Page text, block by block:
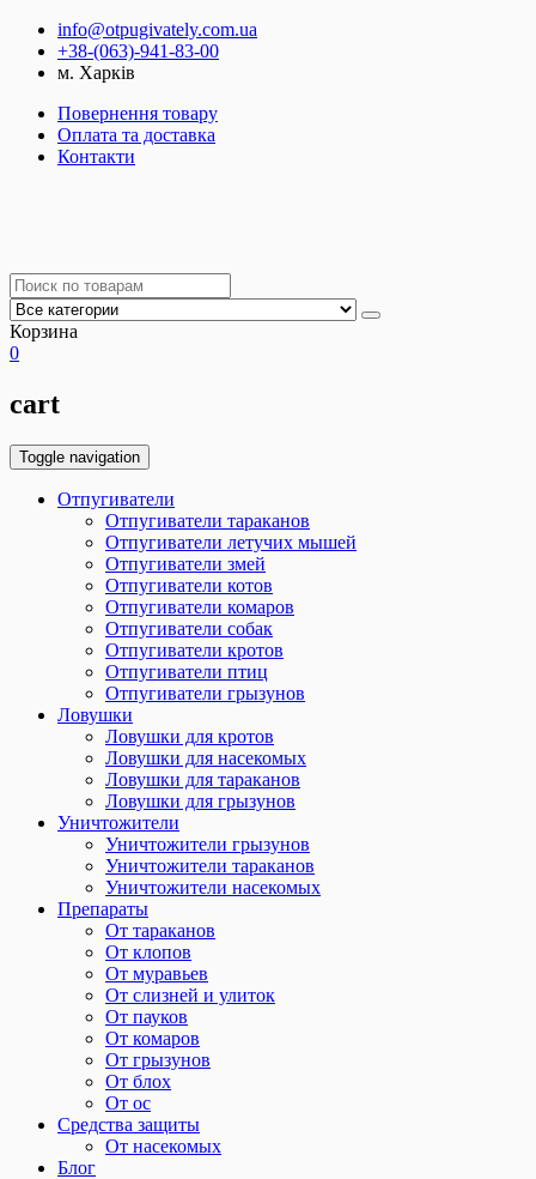
info@otpugivately.com.ua
+38-(063)-941-83-00
м. Харків
Повернення товару
Оплата та доставка
Контакти
Корзина
0
cart
Toggle navigation
Отпугиватели
Отпугиватели тараканов
Отпугиватели летучих мышей
Отпугиватели змей
Отпугиватели котов
Отпугиватели комаров
Отпугиватели собак
Отпугиватели кротов
Отпугиватели птиц
Отпугиватели грызунов
Ловушки
Ловушки для кротов
Ловушки для насекомых
Ловушки для тараканов
Ловушки для грызунов
Уничтожители
Уничтожители грызунов
Уничтожители тараканов
Уничтожители насекомых
Препараты
От тараканов
От клопов
От муравьев
От слизней и улиток
От пауков
От комаров
От грызунов
От блох
От ос
Средства защиты
От насекомых
Блог